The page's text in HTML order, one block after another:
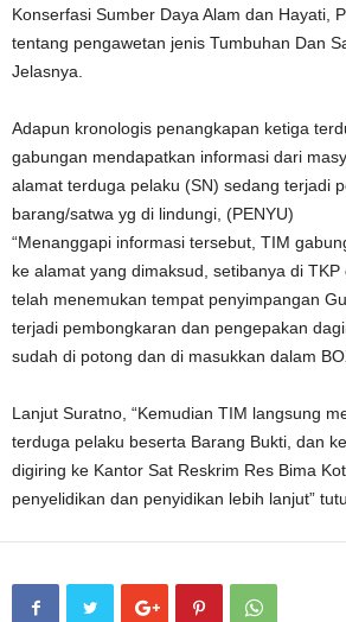
Konserfasi Sumber Daya Alam dan Hayati,
tentang pengawetan jenis Tumbuhan Dan
Jelasnya.
Adapun kronologis penangkapan ketiga
gabungan mendapatkan informasi dari
alamat terduga pelaku (SN) sedang terjadi
barang/satwa yg di lindungi, (PENYU)
“Menanggapi informasi tersebut, TIM
ke alamat yang dimaksud, setibanya di
telah menemukan tempat penyimpangan
terjadi pembongkaran dan pengepakan
sudah di potong dan di masukkan dalam
Lanjut Suratno, “Kemudian TIM langsung
terduga pelaku beserta Barang Bukti, dan
digiring ke Kantor Sat Reskrim Res Bima
penyelidikan dan penyidikan lebih lanjut”